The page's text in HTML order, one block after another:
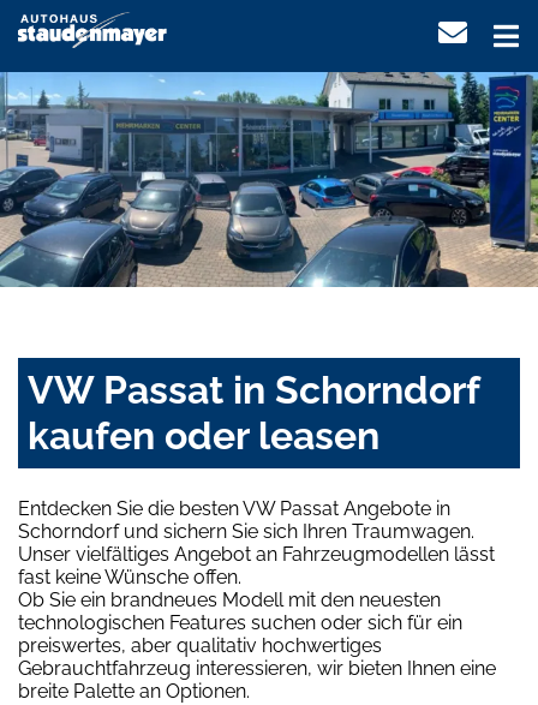
VW Passat in Schorndorf
kaufen oder leasen
Entdecken Sie die besten VW Passat Angebote in
Schorndorf und sichern Sie sich Ihren Traumwagen.
Unser vielfältiges Angebot an Fahrzeugmodellen lässt
fast keine Wünsche offen.
Ob Sie ein brandneues Modell mit den neuesten
technologischen Features suchen oder sich für ein
preiswertes, aber qualitativ hochwertiges
Gebrauchtfahrzeug interessieren, wir bieten Ihnen eine
breite Palette an Optionen.